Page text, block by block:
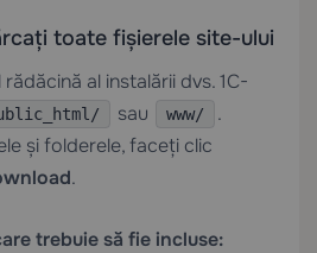
toate fișierele site-ului
al instalării dvs. 1C-
sau www/
.
și folderele, faceți clic
.
trebuie să fie incluse: